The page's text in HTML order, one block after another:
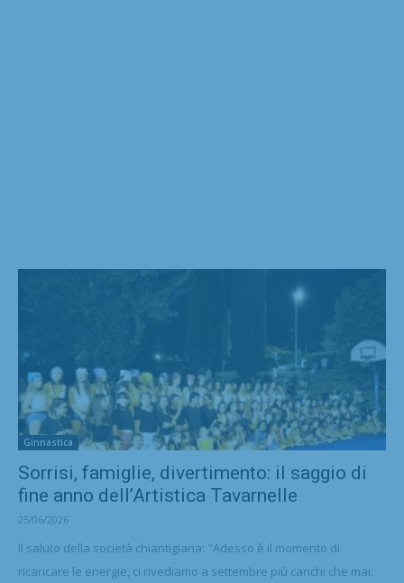
Ginnastica
Sorrisi, famiglie, divertimento: il saggio di
fine anno dell’Artistica Tavarnelle
25/06/2026
Il saluto della società chiantigiana: "Adesso è il momento di
ricaricare le energie, ci rivediamo a settembre più carichi che mai: